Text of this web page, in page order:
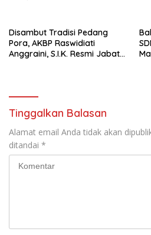
Disambut Tradisi Pedang
Pora, AKBP Raswidiati
Anggraini, S.I.K. Resmi Jabat
Tinggalkan Balasan
Alamat email Anda tidak akan
ditandai *